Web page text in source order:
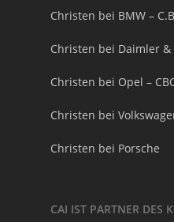
Christen bei BMW –
Christen bei Daimler &
Christen bei Opel –
Christen bei
Christen bei Porsche
CAI IST PARTNER DES